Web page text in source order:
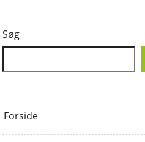
Søg
Forside